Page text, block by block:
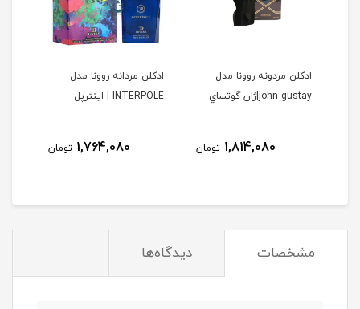
ادكلن مردونه روونا مدل
john gustay|ژان گوتساي
1,814,080 تومان
ادكلن مردانه روونا مدل
INTERPOLE | اينترپل
1,764,080 تومان
مشخصات دیدگاه‌ها